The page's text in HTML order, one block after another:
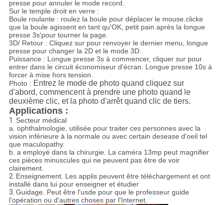
presse pour annuler le mode record.
Sur le temple droit en verre :
Boule roulante : roulez la boule pour déplacer le mouse.clicke
que la boule agissent en tant qu'OK, petit pain après la longue
presse 3s'pour tourner la page.
3D/ Retour : Cliquez sur pour renvoyer le dernier menu, longue
presse pour changer la 2D et le mode 3D.
Puissance : Longue presse 3s à commencer, cliquer sur pour
entrer dans le circuit économiseur d'écran. Longue presse 10s à
forcer à mise hors tension.
Photo : Entrez le mode de photo quand cliquez sur
d'abord, commencent à prendre une photo quand le
deuxième clic, et la photo d'arrêt quand clic de tiers.
Applications :
1. Secteur médical
a. ophthalmologie, utilisée pour traiter ces personnes avec la
vision inférieure à la normale ou avec certain desease d'oeil tel
que maculopathy.
b. a employé dans la chirurgie. La caméra 13mp peut magnifier
ces pièces minuscules qui ne peuvent pas être de voir
clairement.
2. Enseignement. Les applis peuvent être téléchargement et ont
installé dans lui pour enseigner et étudier
3. Guidage. Peut être l'usde pour que le professeur guide
l'opération ou d'autres choses par l'Internet.